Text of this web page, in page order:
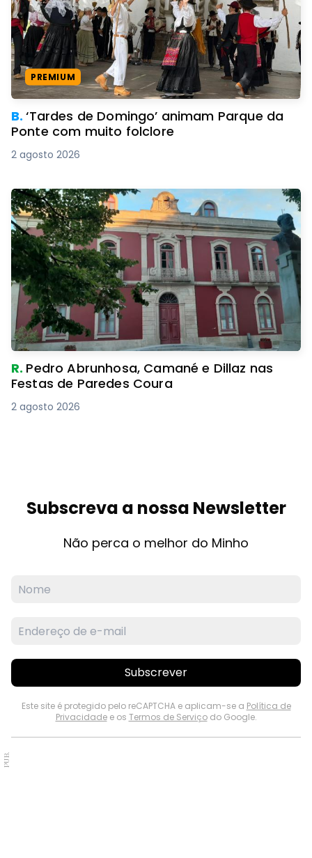
PREMIUM
B.‘Tardes de Domingo’ animam Parque da
Ponte com muito folclore
2 agosto 2026
R. Pedro Abrunhosa, Camané e Dillaz nas
Festas de Paredes Coura
2 agosto 2026
Subscreva a nossa Newsletter
Não perca o melhor do Minho
Subscrever
Este site é protegido pelo reCAPTCHA e aplicam-se a Política de
Privacidadee os Termos de Serviçodo Google.
PUB.